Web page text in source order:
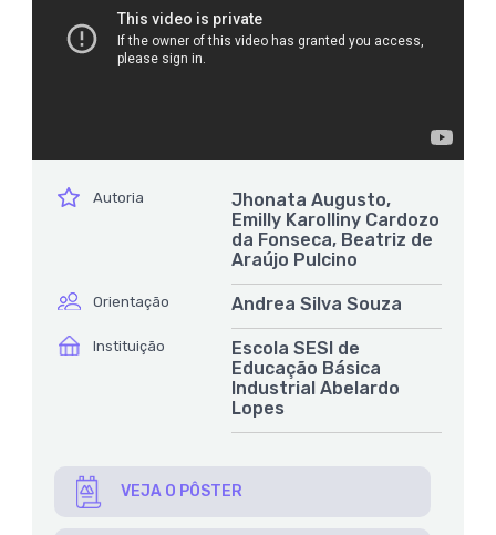
íconeAutoria
Jhonata Augusto,
Emilly Karolliny Cardozo
da Fonseca, Beatriz de
Araújo Pulcino
íconeOrientação
Andrea Silva Souza
íconeInstituição
Escola SESI de
Educação Básica
Industrial Abelardo
Lopes
VEJA O PÔSTER